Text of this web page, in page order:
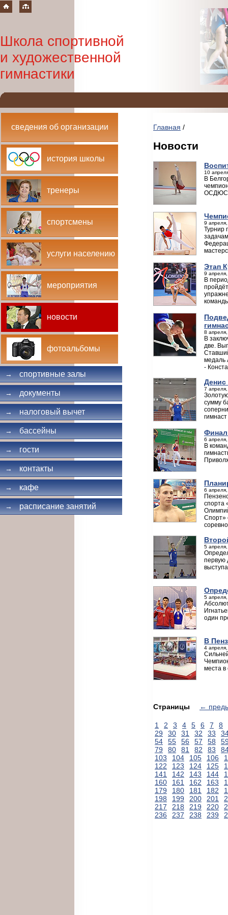
Школа спортивной
и художественной
гимнастики
сведения об организации
история школы
тренеры
спортсмены
услуги населению
мероприятия
новости
фотоальбомы
→ спортивные залы
→ документы
→ налоговый вычет
→ бассейны
→ гости
→ контакты
→ кафе
→ расписание занятий
Главная /
Новости
10
В
9
Турнир
Этап
9
В
8
В
две.
медаль
-
Денис
7
сумму
6
В
6
спорта
Спорт»
5
первую
5
один
В
4
места в
Страницы ←
1 2 3 4 5 6 7
8
29
30 31 32 33
54
55 56 57 58
79
80 81 82 83
103
104 105 106
122
123 124 125
141
142 143 144
160
161 162 163
179
180 181 182
198
199 200 201
217
218 219 220
236
237 238 239